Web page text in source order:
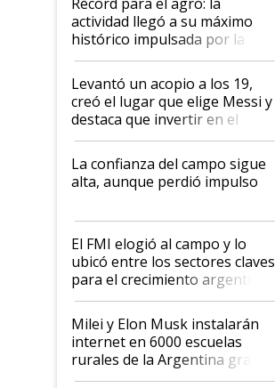
liderazgo en un semestre
récord
actividad llegó a su máximo
histórico impulsada por la
cosecha y las exportaciones
Levantó un acopio a los 19,
creó el lugar que elige Messi y
destaca que invertir en el
kirchnerismo era como "darle
plata a un hijo para droga":
Juan Félix Rossetti, el libertario
que de una dura crisis salió
de Milei
La confianza del campo sigue
alta, aunque perdió impulso
El FMI elogió al campo y lo
ubicó entre los sectores claves
para el crecimiento argentino
Milei y Elon Musk instalarán
internet en 6000 escuelas
rurales de la Argentina gracias
a un acuerdo con Starlink